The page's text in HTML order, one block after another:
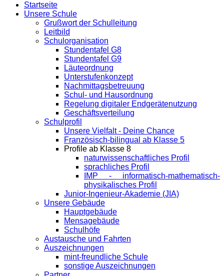
Startseite
Unsere Schule
Grußwort der Schulleitung
Leitbild
Schulorganisation
Stundentafel G8
Stundentafel G9
Läuteordnung
Unterstufenkonzept
Nachmittagsbetreuung
Schul- und Hausordnung
Regelung digitaler Endgeräte­nutzung
Geschäftsverteilung
Schulprofil
Unsere Vielfalt - Deine Chance
Französisch-bilingual ab Klasse 5
Profile ab Klasse 8
naturwissenschaftliches Profil
sprachliches Profil
IMP - informatisch-mathematisch-
physikalisches Profil
Junior-Ingenieur-Akademie (JIA)
Unsere Gebäude
Hauptgebäude
Mensagebäude
Schulhöfe
Austausche und Fahrten
Auszeichnungen
mint-freundliche Schule
sonstige Auszeichnungen